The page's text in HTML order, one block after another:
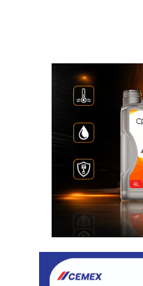
لإمداد أوروبا بالغاز
الاقرب لدول شرق
المؤسسين بالمنتدى
لتكون مركزا إقليميا
شرق المتوسط في ظل
التي تم تنميتها وبنية
اسالة الغاز الطبيعى
البحر المتوسط بطاقة 14 مليون طن سنويا بالاضافة
مصر واخرى تربطنا
كبير للاستهلاك.